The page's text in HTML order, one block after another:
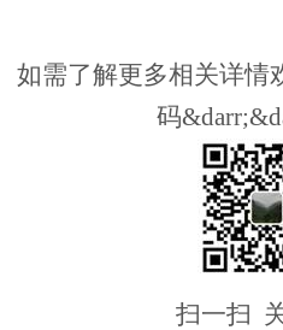
如需了解更多相关详情
码
扫一扫